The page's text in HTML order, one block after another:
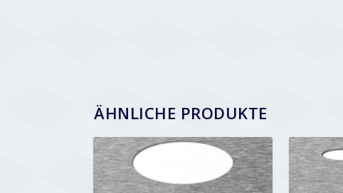
ÄHNLICHE PRODUKTE